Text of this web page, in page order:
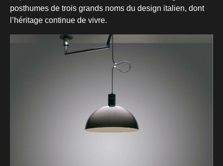
posthumes de trois grands noms du design italien, dont
l’héritage continue de vivre.